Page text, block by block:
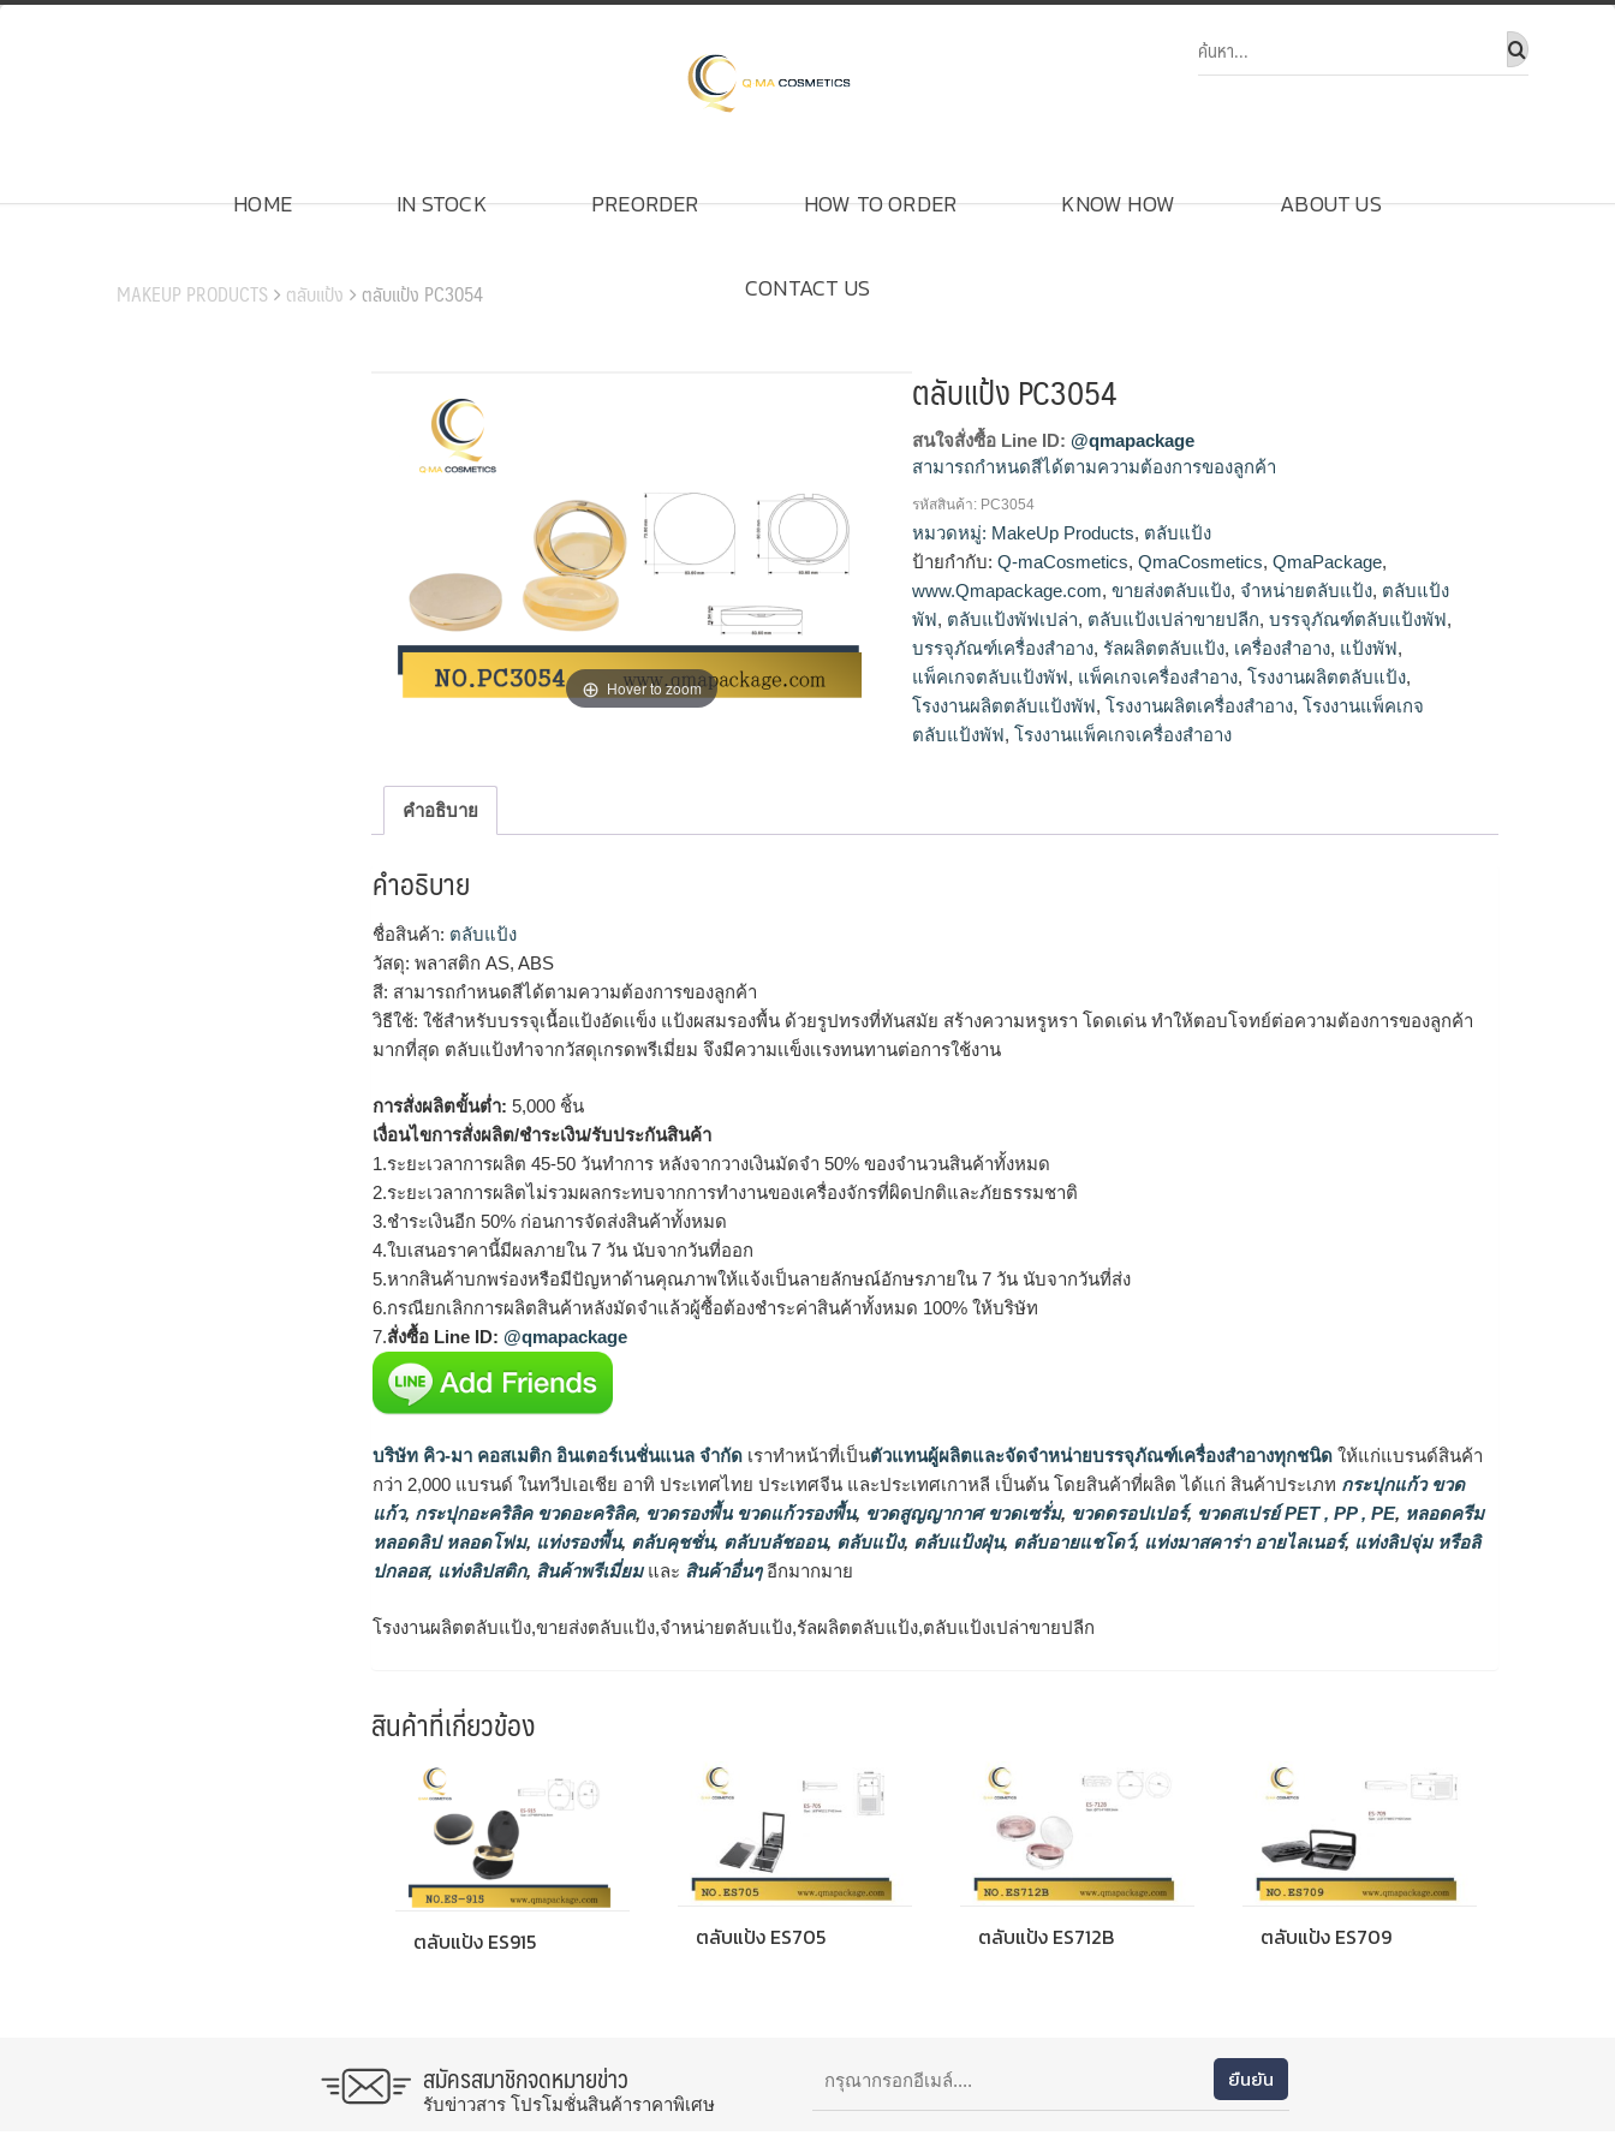
Skip
HOME IN STOCK PREORDER HOW TO ORDER KNOW HOW ABOUT US
CONTACT US
MAKEUP PRODUCTS ตลับแป้ง ตลับแป้ง PC3054
Hover to zoom
ตลับแป้ง PC3054
สนใจสั่งซื้อ Line ID: @qmapackage
สามารถกำหนดสีได้ตามความต้องการของลูกค้า
โรงงานผลิตตลับแป้ง,ขายส่งตลับแป้ง,จำหน่ายตลับแป้ง,รัลผลิตตลับ
แป้ง,ตลับแป้งเปล่าขายปลีก
รหัสสินค้า: PC3054
หมวดหมู่: MakeUp Products, ตลับแป้ง
ป้ายกำกับ:Q-maCosmetics,QmaCosmetics,QmaPackage,
www.Qmapackage.com,ขายส่งตลับแป้ง, จำหน่ายตลับแป้ง, ตลับแป้ง
พัฟ, ตลับแป้งพัฟเปล่า, ตลับแป้งเปล่าขายปลีก,บรรจุภัณฑ์ตลับแป้งพัฟ,
บรรจุภัณฑ์เครื่องสำอาง, รัลผลิตตลับแป้ง, เครื่องสำอาง, แป้งพัฟ,
แพ็คเกจตลับแป้งพัฟ, แพ็คเกจเครื่องสำอาง,โรงงานผลิตตลับแป้ง,
โรงงานผลิตตลับแป้งพัฟ,โรงงานผลิตเครื่องสำอาง,โรงงานแพ็คเกจ
ตลับแป้งพัฟ,โรงงานแพ็คเกจเครื่องสำอาง
คำอธิบาย
คำอธิบาย
ชื่อสินค้า: ตลับแป้ง
วัสดุ: พลาสติก AS, ABS
สี: สามารถกำหนดสีได้ตามความต้องการของลูกค้า
วิธีใช้: ใช้สำหรับบรรจุเนื้อแป้งอัดเเข็ง แป้งผสมรองพื้น ด้วยรูปทรงที่ทันสมัย สร้างความหรูหรา โดดเด่น ทำให้ตอบโจทย์ต่อความต้องการของลูกค้า
มากที่สุด ตลับแป้งทำจากวัสดุเกรดพรีเมี่ยม จึงมีความเเข็งเเรงทนทานต่อการใช้งาน
การสั่งผลิตขั้นต่ำ: 5,000 ชิ้น
เงื่อนไขการสั่งผลิต/ชำระเงิน/รับประกันสินค้า
1.ระยะเวลาการผลิต 45-50 วันทำการ หลังจากวางเงินมัดจำ 50% ของจำนวนสินค้าทั้งหมด
2.ระยะเวลาการผลิตไม่รวมผลกระทบจากการทำงานของเครื่องจักรที่ผิดปกติและภัยธรรมชาติ
3.ชำระเงินอีก 50% ก่อนการจัดส่งสินค้าทั้งหมด
4.ใบเสนอราคานี้มีผลภายใน 7 วัน นับจากวันที่ออก
5.หากสินค้าบกพร่องหรือมีปัญหาด้านคุณภาพให้แจ้งเป็นลายลักษณ์อักษรภายใน 7 วัน นับจากวันที่ส่ง
6.กรณียกเลิกการผลิตสินค้าหลังมัดจำแล้วผู้ซื้อต้องชำระค่าสินค้าทั้งหมด 100% ให้บริษัท
7.สั่งซื้อ Line ID: @qmapackage
บริษัท คิว-มา คอสเมติก อินเตอร์เนชั่นแนล จำกัด เราทำหน้าที่เป็นตัวแทนผู้ผลิตและจัดจำหน่ายบรรจุภัณฑ์เครื่องสำอางทุกชนิด ให้แก่แบรนด์สินค้า
กว่า 2,000 แบรนด์ ในทวีปเอเชีย อาทิ ประเทศไทย ประเทศจีน และประเทศเกาหลี เป็นต้น โดยสินค้าที่ผลิต ได้แก่ สินค้าประเภท กระปุกแก้ว ขวด
แก้ว, กระปุกอะคริลิค ขวดอะคริลิค, ขวดรองพื้น ขวดแก้วรองพื้น, ขวดสูญญากาศ ขวดเซรั่ม, ขวดดรอปเปอร์, ขวดสเปรย์ PET , PP , PE, หลอดครีม
หลอดลิป หลอดโฟม, แท่งรองพื้น, ตลับคุชชั่น, ตลับบลัชออน, ตลับแป้ง, ตลับแป้งฝุ่น, ตลับอายแชโดว์, แท่งมาสคาร่า อายไลเนอร์, แท่งลิปจุ่ม หรือลิ
ปกลอส, แท่งลิปสติก, สินค้าพรีเมี่ยมและ สินค้าอื่นๆอีกมากมาย
โรงงานผลิตตลับแป้ง,ขายส่งตลับแป้ง,จำหน่ายตลับแป้ง,รัลผลิตตลับแป้ง,ตลับแป้งเปล่าขายปลีก
สินค้าที่เกี่ยวข้อง
ตลับแป้ง ES915 ตลับแป้ง ES705 ตลับแป้ง ES712B ตลับแป้ง ES709
สมัครสมาชิกจดหมายข่าว
รับข่าวสาร โปรโมชั่นสินค้าราคาพิเศษ